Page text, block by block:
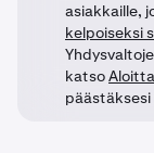
asiakkaille,
kelpoiseksi
katso
päästäksesi